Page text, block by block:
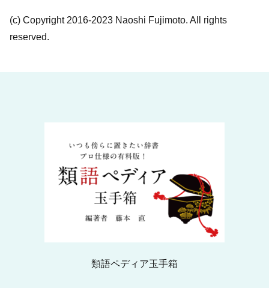
(c) Copyright 2016-2023 Naoshi Fujimoto. All rights
reserved.
類語ペディア玉手箱